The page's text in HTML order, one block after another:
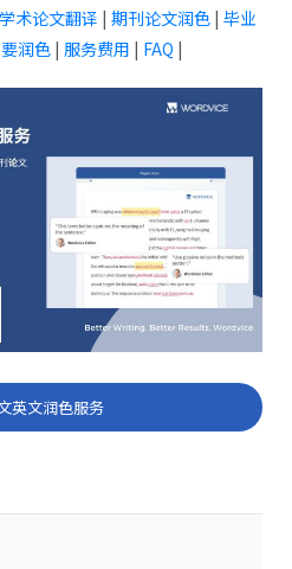
学术论文翻译 | 期刊论文润色 | 毕业
润色| 服务费用 | FAQ |
英文润色服务